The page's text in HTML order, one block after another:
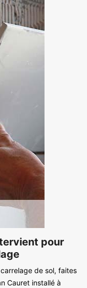
pour
de sol, faites
Cauret installé à